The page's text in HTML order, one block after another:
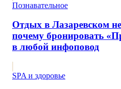
Познавательное
Отдых в Лазаревском
почему бронировать
в любой инфоповод
SPA и здоровье